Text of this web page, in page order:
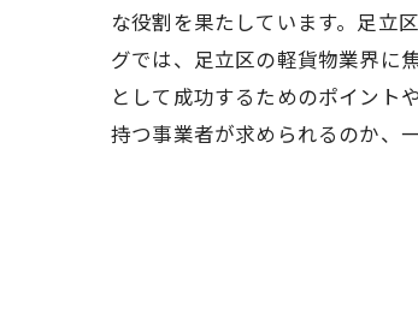
な役割を果たしています。足立
グでは、足立区の軽貨物業界に
として成功するためのポイント
持つ事業者が求められるのか、